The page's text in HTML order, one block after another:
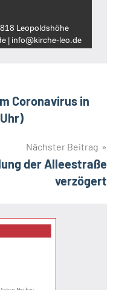
Leopoldshöhe
| info@kirche‑leo.de
Coronavirus in
Nächster Beitrag
der Alleestraße
verzögert